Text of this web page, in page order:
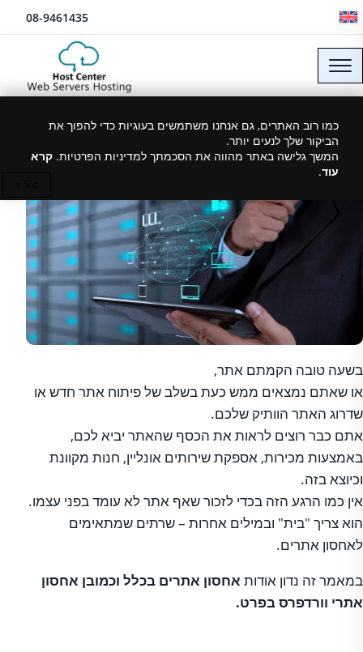
דלג לתוכן 08-9461435
כמו רוב האתרים, גם אנחנו משתמשים בעוגיות כדי להפוך את
הביקור שלך לנעים יותר.
המשך גלישה באתר מהווה את הסכמתך למדיניות הפרטיות. קרא
עוד.
אחסון אתרים מה זה בעצם ?
10/11/2020
בשעה טובה הקמתם אתר,
או שאתם נמצאים ממש כעת בשלב של פיתוח אתר חדש או
שדרוג האתר הוותיק שלכם.
אתם כבר רוצים לראות את הכסף שהאתר יביא לכם,
באמצעות מכירות, אספקת שירותים אונליין, חנות מקוונת
וכיוצא בזה.
אין כמו הרגע הזה בכדי לזכור שאף אתר לא עומד בפני עצמו.
הוא צריך "בית" ובמילים אחרות – שרתים שמתאימים
לאחסון אתרים.
במאמר זה נדון אודות אחסון אתרים בכלל וכמובן אחסון
אתרי וורדפרסבפרט.